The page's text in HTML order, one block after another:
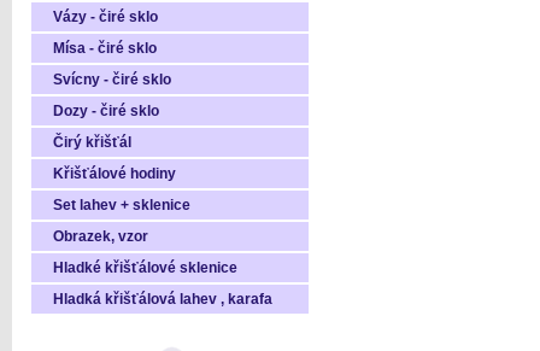
Vázy - čiré sklo
Mísa - čiré sklo
Svícny - čiré sklo
Dozy - čiré sklo
Čirý křišťál
Křišťálové hodiny
Set lahev + sklenice
Obrazek, vzor
Hladké křišťálové sklenice
Hladká křišťálová lahev , karafa